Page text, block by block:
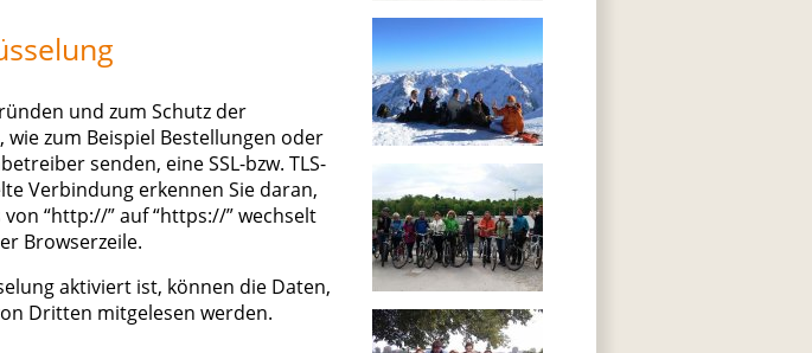
und zum Schutz der
zum Beispiel Bestellungen oder
senden, eine SSL-bzw. TLS-
Verbindung erkennen Sie daran,
“http://” auf “https://” wechselt
Browserzeile.
aktiviert ist, können die Daten,
Dritten mitgelesen werden.